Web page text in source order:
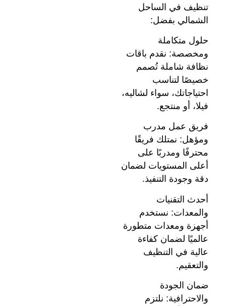
تنظيف في الساحل
الشمالي بفضل:
حلول متكاملة
ومخصصة: نقدم باقات
نظافة شاملة تُصمم
خصيصًا لتناسب
احتياجاتك، سواء لشاليه،
فيلا، أو منتجع.
فريق عمل مدرب
ومؤهل: نمتلك فريقًا
محترفًا ومدربًا على
أعلى المستويات لضمان
دقة وجودة التنفيذ.
أحدث التقنيات
والمعدات: نستخدم
أجهزة ومعدات متطورة
عالميًا لضمان كفاءة
عالية في التنظيف
والتعقيم.
ضمان الجودة
والاحترافية: نلتزم